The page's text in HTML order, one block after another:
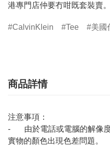
港專門店仲要冇咁既套裝賣。
CalvinKlein Tee 美國
商品詳情
注意事項：
- 由於電話或電腦的解像度
實物的顏色出現色差問題。